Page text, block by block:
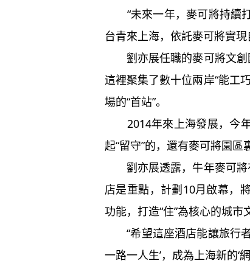
“未來一年，麥可將持續
台青來上海，依託麥可將實現
劉亦展任職的麥可將文創
這裡聚集了數十位兩岸“能工
場的“首站”。
2014年來上海發展，今年
起“留守”的，還有麥可將園區
劉亦展透露，牛年麥可將
店是重點，計劃10月啟幕，
功能，打造“住”為核心的城市
“希望這座酒店能讓旅行者
一路一人生’，成為上海新的‘